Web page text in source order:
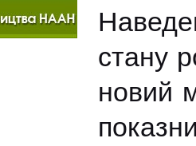
стану
новий